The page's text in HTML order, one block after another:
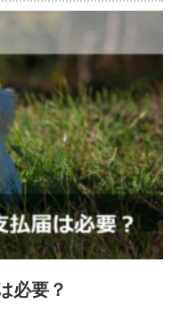
必要？